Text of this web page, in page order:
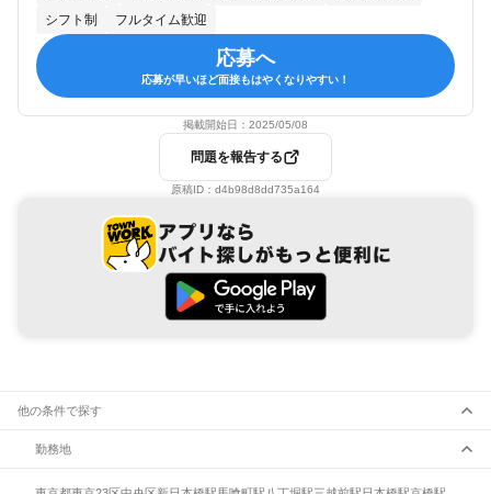
シフト制
フルタイム歓迎
応募へ
応募が早いほど面接もはやくなりやすい！
掲載開始日： 2025/05/08
問題を報告する
原稿ID： d4b98d8dd735a164
他の条件で探す
勤務地